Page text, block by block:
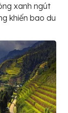
xanh ngút
khiến bao du